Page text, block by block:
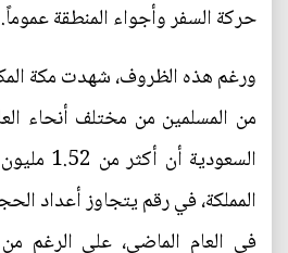
حركة السفر وأجواء المنطقة عموماً.
ورغم هذه الظروف، شهدت مكة
من المسلمين من مختلف أنحاء
المملكة، في رقم يتجاوز أعداد
في العام الماضي، على الرغم من